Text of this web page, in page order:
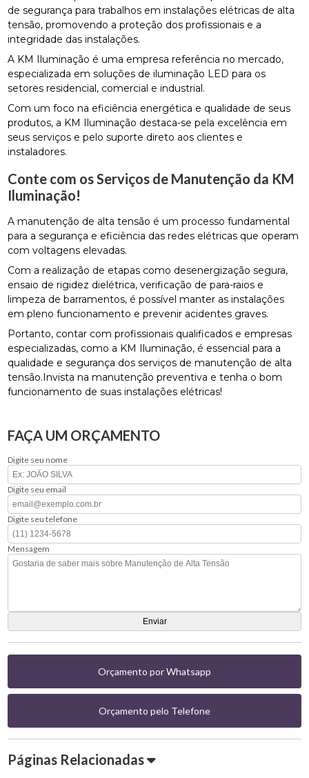
de segurança para trabalhos em instalações elétricas de alta
tensão, promovendo a proteção dos profissionais e a
integridade das instalações.
A KM Iluminação é uma empresa referência no mercado,
especializada em soluções de iluminação LED para os
setores residencial, comercial e industrial.
Com um foco na eficiência energética e qualidade de seus
produtos, a KM Iluminação destaca-se pela excelência em
seus serviços e pelo suporte direto aos clientes e
instaladores.
Conte com os Serviços de Manutenção da KM
Iluminação!
A manutenção de alta tensão é um processo fundamental
para a segurança e eficiência das redes elétricas que operam
com voltagens elevadas.
Com a realização de etapas como desenergização segura,
ensaio de rigidez dielétrica, verificação de para-raios e
limpeza de barramentos, é possível manter as instalações
em pleno funcionamento e prevenir acidentes graves.
Portanto, contar com profissionais qualificados e empresas
especializadas, como a KM Iluminação, é essencial para a
qualidade e segurança dos serviços de manutenção de alta
tensão.Invista na manutenção preventiva e tenha o bom
funcionamento de suas instalações elétricas!
FAÇA UM ORÇAMENTO
Digite seu nome
Digite seu email
Digite seu telefone
Mensagem
Orçamento por Whatsapp
Orçamento pelo Telefone
Páginas Relacionadas